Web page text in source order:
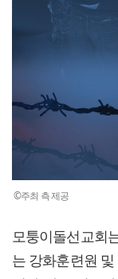
©주최 측 제공
모퉁이돌선교회
는 강화훈련원